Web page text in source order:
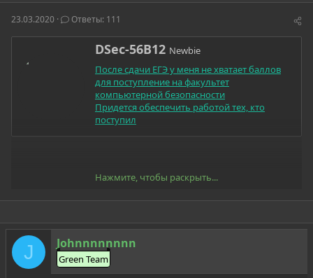
е
м
ч
а
23.03.2020 Ответы: 111
А
т
о
р
DSec-56B12 Newbie
После сдачи ЕГЭ у меня не хватает баллов
для поступление на факультет
компьютерной безопасности
Придется обеспечить работой тех, кто
поступил
Нажмите, чтобы раскрыть...
J Johnnnnnnnn
Green Team